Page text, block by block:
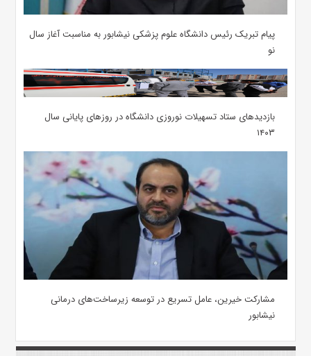
پیام تبریک رئیس دانشگاه علوم پزشکی نیشابور به مناسبت آغاز سال
نو
بازدیدهای ستاد تسهیلات نوروزی دانشگاه در روزهای پایانی سال
۱۴۰۳
مشارکت خیرین، عامل تسریع در توسعه زیرساخت‌های درمانی
نیشابور